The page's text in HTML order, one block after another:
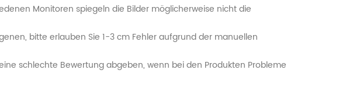
Monitoren spiegeln die Bilder möglicherweise nicht die
bitte erlauben Sie 1-3 cm Fehler aufgrund der manuellen
schlechte Bewertung abgeben, wenn bei den Produkten Probleme